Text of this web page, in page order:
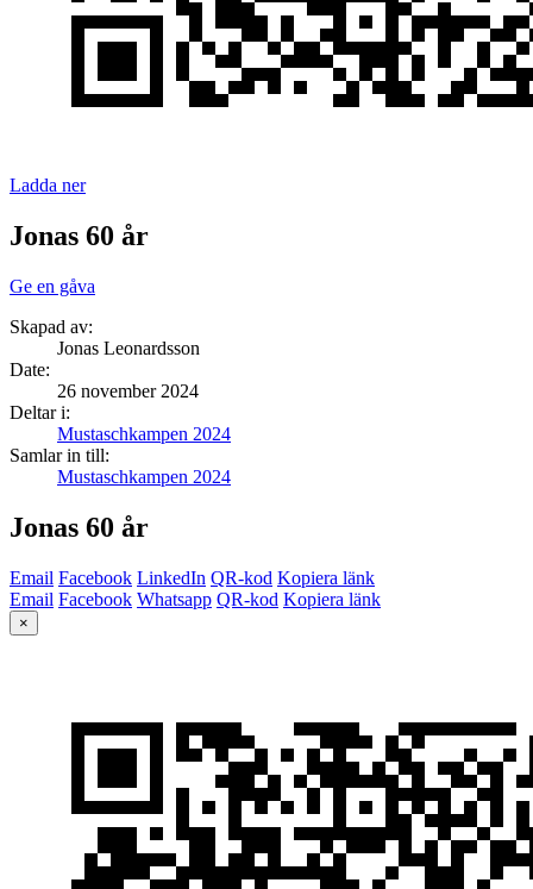
Ladda ner
Jonas 60 år
Ge en gåva
Skapad av:
Jonas Leonardsson
Date:
26 november 2024
Deltar i:
Mustaschkampen 2024
Samlar in till:
Mustaschkampen 2024
Jonas 60 år
Email Facebook LinkedIn QR-kod Kopiera länk
Email Facebook Whatsapp QR-kod Kopiera länk
×